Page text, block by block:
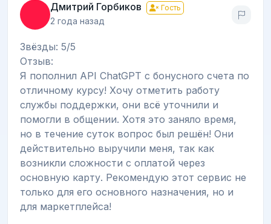
Дмитрий Горбиков Гость
2 года назад
Звёзды: 5/5
Отзыв:
Я пополнил API ChatGPT с бонусного счета по
отличному курсу! Хочу отметить работу
службы поддержки, они всё уточнили и
помогли в общении. Хотя это заняло время,
но в течение суток вопрос был решён! Они
действительно выручили меня, так как
возникли сложности с оплатой через
основную карту. Рекомендую этот сервис не
только для его основного назначения, но и
для маркетплейса!